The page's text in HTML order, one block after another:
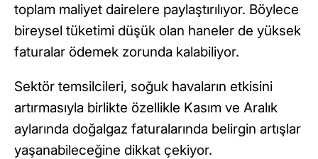
toplam maliyet dairelere paylaştırılıyor. Böylece
bireysel tüketimi düşük olan haneler de yüksek
faturalar ödemek zorunda kalabiliyor.
Sektör temsilcileri, soğuk havaların etkisini
artırmasıyla birlikte özellikle Kasım ve Aralık
aylarında doğalgaz faturalarında belirgin artışlar
yaşanabileceğine dikkat çekiyor.